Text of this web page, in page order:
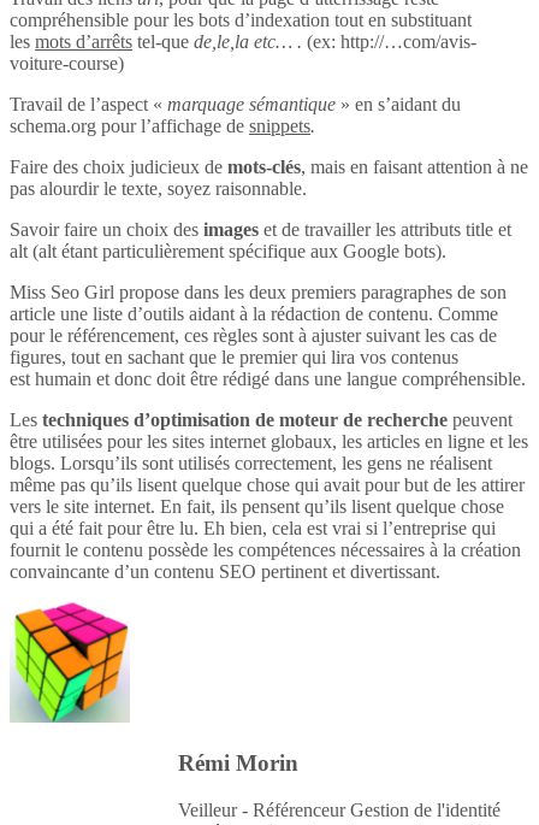
compréhensible pour les bots d’indexation tout en substituant
les mots d’arrêts tel-que de,le,la etc… . (ex: http://…com/avis-
voiture-course)
Travail de l’aspect « marquage sémantique » en s’aidant du
schema.org pour l’affichage de snippets.
Faire des choix judicieux de mots-clés, mais en faisant attention à ne
pas alourdir le texte, soyez raisonnable.
Savoir faire un choix des images et de travailler les attributs title et
alt (alt étant particulièrement spécifique aux Google bots).
Miss Seo Girl propose dans les deux premiers paragraphes de son
article une liste d’outils aidant à la rédaction de contenu. Comme
pour le référencement, ces règles sont à ajuster suivant les cas de
figures, tout en sachant que le premier qui lira vos contenus
est humain et donc doit être rédigé dans une langue compréhensible.
Les techniques d’optimisation de moteur de recherche peuvent
être utilisées pour les sites internet globaux, les articles en ligne et les
blogs. Lorsqu’ils sont utilisés correctement, les gens ne réalisent
même pas qu’ils lisent quelque chose qui avait pour but de les attirer
vers le site internet. En fait, ils pensent qu’ils lisent quelque chose
qui a été fait pour être lu. Eh bien, cela est vrai si l’entreprise qui
fournit le contenu possède les compétences nécessaires à la création
convaincante d’un contenu SEO pertinent et divertissant.
Rémi Morin
Veilleur - Référenceur Gestion de l'identité